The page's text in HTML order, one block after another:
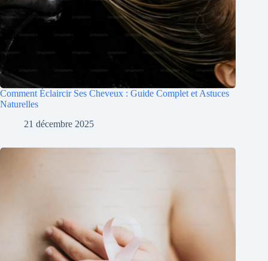
Comment Éclaircir Ses Cheveux : Guide Complet et Astuces
Naturelles
21 décembre 2025